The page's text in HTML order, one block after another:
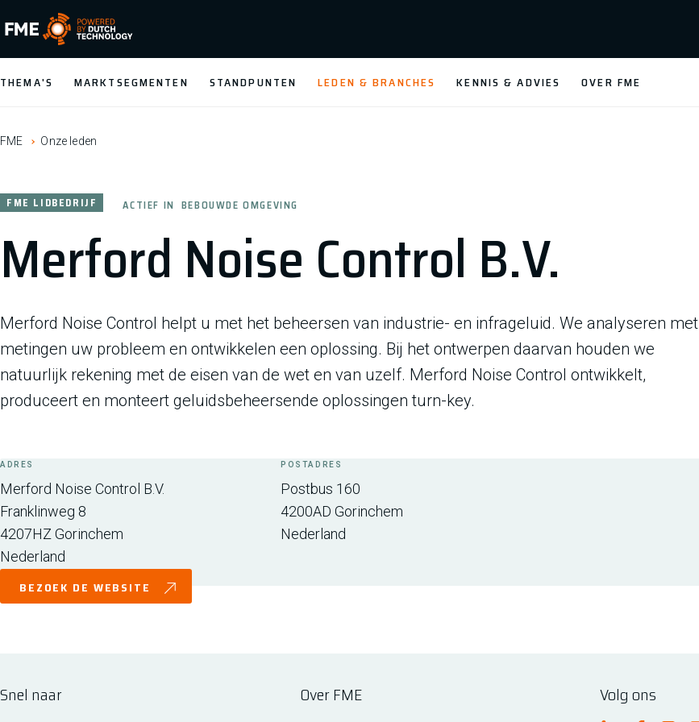
FME Logo, to the homepage
THEMA'S MARKTSEGMENTEN STANDPUNTEN LEDEN & BRANCHES KENNIS & ADVIES OVER FME
FME Onze leden
Merford Noise Control B.V.
FME LIDBEDRIJF ACTIEF IN BEBOUWDE OMGEVING
Merford Noise Control helpt u met het beheersen van industrie- en infrageluid. We analyseren met
metingen uw probleem en ontwikkelen een oplossing. Bij het ontwerpen daarvan houden we
natuurlijk rekening met de eisen van de wet en van uzelf. Merford Noise Control ontwikkelt,
produceert en monteert geluidsbeheersende oplossingen turn-key.
ADRES
Merford Noise Control B.V.
Franklinweg 8
4207HZ Gorinchem
Nederland
POSTADRES
Postbus 160
4200AD Gorinchem
Nederland
BEZOEK DE WEBSITE
Snel naar Over FME Volg ons